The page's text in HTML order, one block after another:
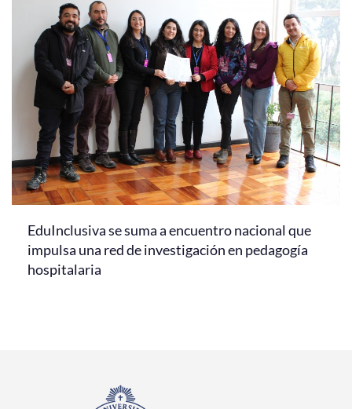
EduInclusiva se suma a encuentro nacional que
impulsa una red de investigación en pedagogía
hospitalaria